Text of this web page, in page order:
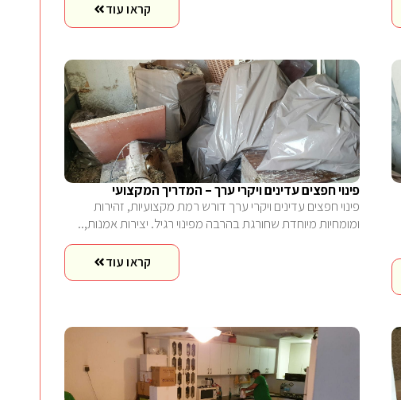
קראו עוד
פינוי חפצים עדינים ויקרי ערך – המדריך המקצועי
פינוי חפצים עדינים ויקרי ערך דורש רמת מקצועיות, זהירות
ומומחיות מיוחדת שחורגת בהרבה מפינוי רגיל. יצירות אמנות,..
קראו עוד